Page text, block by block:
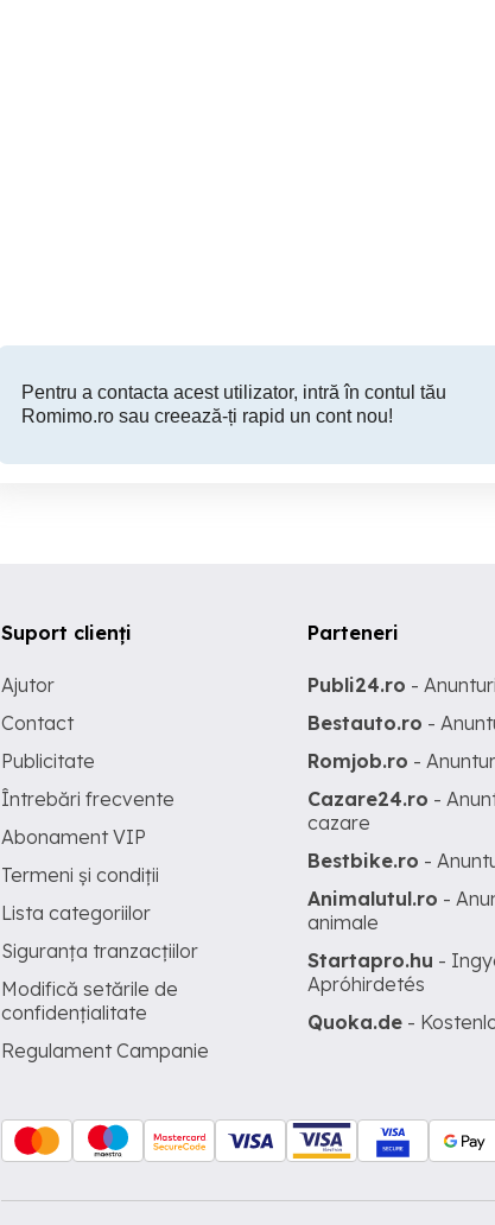
Pentru a contacta acest utilizator, intră în contul tău
Romimo.ro sau creează-ți rapid un cont nou!
Suport clienți
Ajutor
Contact
Publicitate
Întrebări frecvente
Abonament VIP
Termeni și condiții
Lista categoriilor
Siguranța tranzacțiilor
Modifică setările de
confidențialitate
Regulament Campanie
Parteneri
Publi24.ro -
Bestauto.ro -
Romjob.ro -
Cazare24.ro -
cazare
Bestbike.ro -
Animalutul.ro -
animale
Startapro.hu -
Apróhirdetés
Quoka.de -